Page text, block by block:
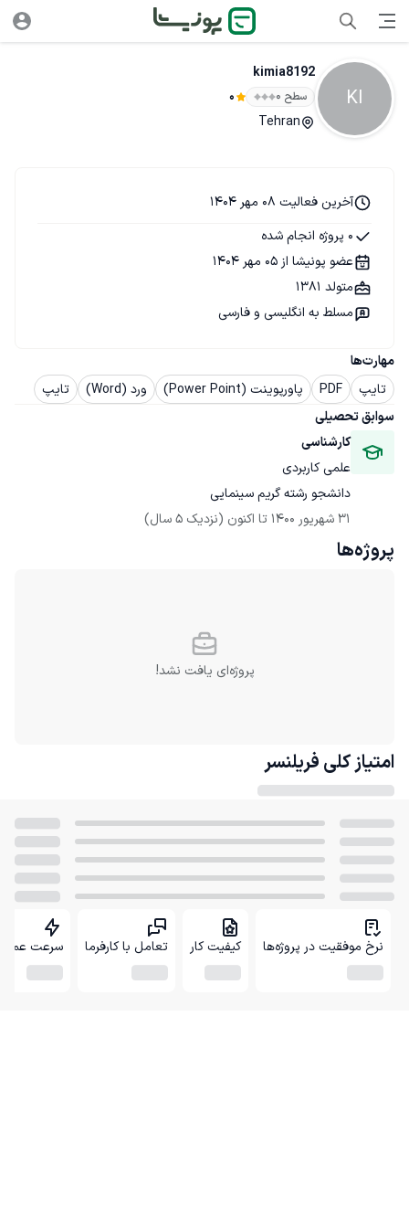
KI
kimia8192
سطح ۰ 0
Tehran
مهارت‌ها
تایپ
PDF پاورپوینت (Power Point) ورد (Word)
تایپ
سوابق تحصیلی
کارشناسی
علمی کاربردی
دانشجو رشته گریم سینمایی
31 شهریور 1400
تا اکنون (نزدیک 5 سال)
آخرین فعالیت 08 مهر 1404
0 پروژه انجام شده
عضو پونیشا از 05 مهر 1404
متولد 1381
مسلط به انگلیسی و فارسی
پروژه‌ها
پروژه‌ای یافت نشد!
امتیاز کلی فریلنسر
نرخ موفقیت در پروژه‌ها کیفیت کار تعامل با کارفرما سرعت عمل